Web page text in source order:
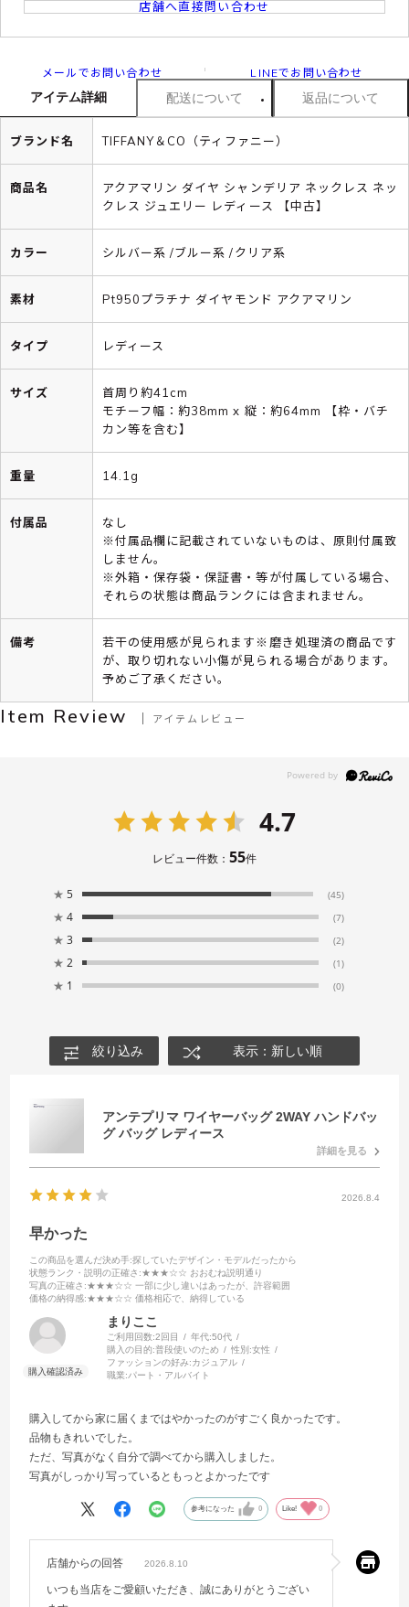
店舗へ直接問い合わせ
メールでお問い合わせ LINEでお問い合わせ
アイテム詳細 配送について 返品について
ブランド名 TIFFANY＆CO（ティファニー）
商品名
アクアマリン ダイヤ シャンデリア ネックレス ネッ
クレス ジュエリー レディース 【中古】
カラー シルバー系 /ブルー系 /クリア系
素材 Pt950プラチナ ダイヤモンド アクアマリン
タイプ レディース
サイズ
首周り約41cm
モチーフ幅：約38mm x 縦：約64mm 【枠・バチ
カン等を含む】
重量 14.1g
付属品
なし
※付属品欄に記載されていないものは、原則付属致
しません。
※外箱・保存袋・保証書・等が付属している場合、
それらの状態は商品ランクには含まれません。
備考
若干の使用感が見られます※磨き処理済の商品です
が、取り切れない小傷が見られる場合があります。
予めご了承ください。
Item Review アイテムレビュー
4.7
レビュー件数： 55件
★ 5 (45)
★ 4 (7)
★ 3 (2)
★ 2 (1)
★ 1 (0)
絞り込み 表示：新しい順
アンテプリマ ワイヤーバッグ 2WAY ハンドバッ
グ バッグ レディース
詳細を見る
2026.8.4
早かった
この商品を選んだ決め手:探していたデザイン・モデルだったから
状態ランク・説明の正確さ :★★★☆☆ おおむね説明通り
写真の正確さ :★★★☆☆ 一部に少し違いはあったが、許容範囲
価格の納得感:★★★☆☆ 価格相応で、納得している
まりここ
ご利用回数:2回目 年代:50代
購入の目的:普段使いのため 性別:女性
ファッションの好み:カジュアル
職業:パート・アルバイト
購入してから家に届くまではやかったのがすごく良かったです。
品物もきれいでした。
ただ、写真がなく自分で調べてから購入しました。
写真がしっかり写っているともっとよかったです
参考になった 0 Like! 0
店舗からの回答 2026.8.10
いつも当店をご愛顧いただき、誠にありがとうござい